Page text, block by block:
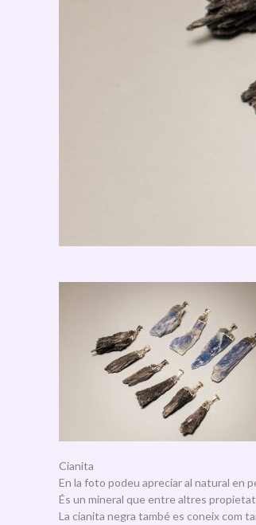
Cianita
En la foto podeu apreciar al natural en
És un mineral que entre altres
La cianita negra també es coneix com